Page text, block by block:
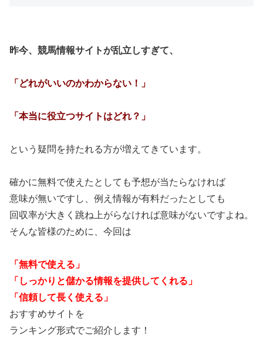
昨今、競馬情報サイトが乱立しすぎて、
「どれがいいのかわからない！」
「本当に役立つサイトはどれ？」
という疑問を持たれる方が増えてきています。
確かに無料で使えたとしても予想が当たらなければ
意味が無いですし、例え情報が有料だったとしても
回収率が大きく跳ね上がらなければ意味がないですよね。
そんな皆様のために、今回は
「無料で使える」
「しっかりと儲かる情報を提供してくれる」
「信頼して長く使える」
おすすめサイトを
ランキング形式でご紹介します！